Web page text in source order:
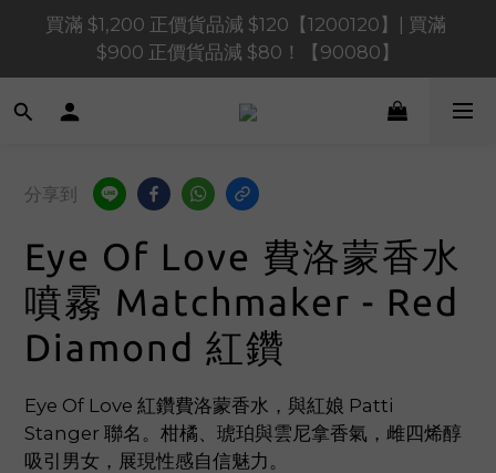
買滿 $1,200 正價貨品減 $120【1200120】| 買滿
$900 正價貨品減 $80！【90080】
買滿 $1,200 正價貨品減 $120【1200120】| 買滿
$900 正價貨品減 $80！【90080】
買滿 $600 正價貨品減 $40【60040】| 買滿 $400 正
📢 系統維護通知 – SHOPLINE Payments FPS將於
2026 年 8 月 9 日（日）凌晨 01:00 至 11:00 暫停交易
買滿 $1,200 正價貨品減 $120【1200120】| 買滿
$900 正價貨品減 $80！【90080】
分享到
Eye Of Love 費洛蒙香水
噴霧 Matchmaker - Red
Diamond 紅鑽
Eye Of Love 紅鑽費洛蒙香水，與紅娘 Patti
Stanger 聯名。柑橘、琥珀與雲尼拿香氣，雌四烯醇
吸引男女，展現性感自信魅力。